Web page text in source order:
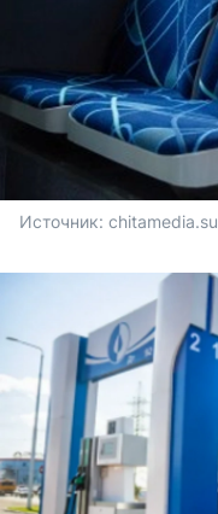
Источник: chitamedia.su